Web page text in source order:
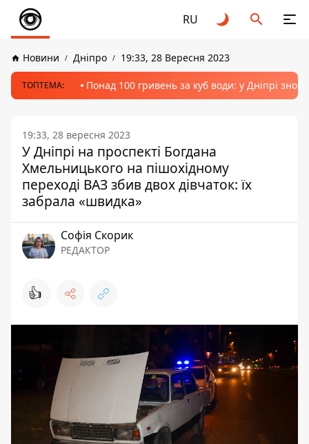
RU
Новини Дніпро 19:33, 28 Вересня 2023
ТОПТЕМА: Понад 100 гривень за куб води: у Дніпрі
19:33, 28 вересня 2023
У Дніпрі на проспекті Богдана
Хмельницького на пішохідному
переході ВАЗ збив двох дівчаток: їх
забрала «швидка»
Софія Скорик
РЕДАКТОР
👍